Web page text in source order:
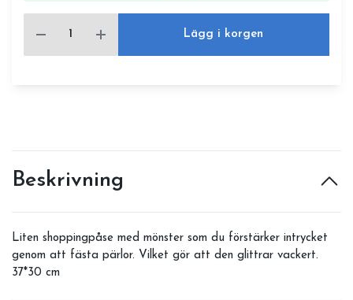
Lägg i korgen
Beskrivning
Liten shoppingpåse med mönster som du förstärker intrycket
genom att fästa pärlor. Vilket gör att den glittrar vackert.
37*30 cm